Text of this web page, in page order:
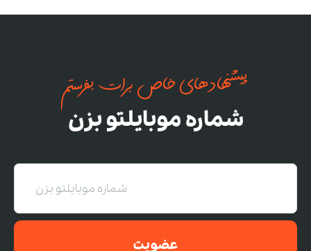
پیشنهادهای خاص برات بفرستم
شماره موبایلتو بزن
عضویت